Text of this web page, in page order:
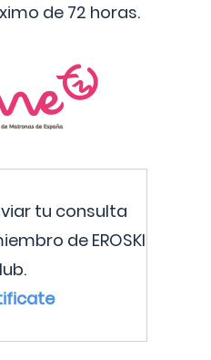
de 72 horas.
tu consulta
de EROSKI